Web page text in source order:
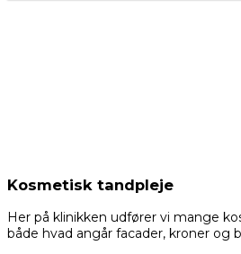
Kosmetisk tandpleje
Her på klinikken udfører vi mange
både hvad angår facader, kroner og